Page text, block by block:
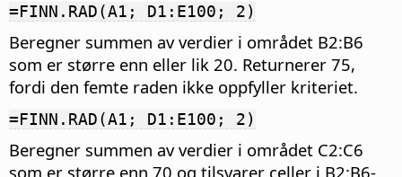
=FINN.RAD(A1; D1:E100; 2)
Beregner summen av verdier i området B2:B6
som er større enn eller lik 20. Returnerer 75,
fordi den femte raden ikke oppfyller kriteriet.
=FINN.RAD(A1; D1:E100; 2)
Beregner summen av verdier i området C2:C6
som er større enn 70 og tilsvarer celler i B2:B6-